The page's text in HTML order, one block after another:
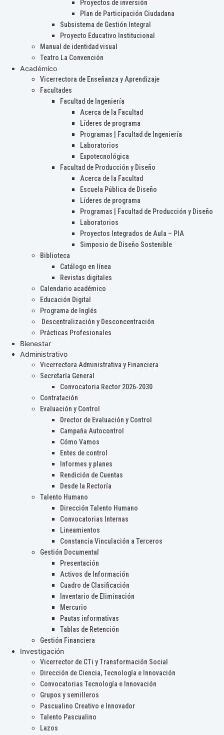
Proyectos de inversión
Plan de Participación Ciudadana
Subsistema de Gestión Integral
Proyecto Educativo Institucional
Manual de identidad visual
Teatro La Convención
Académico
Vicerrectora de Enseñanza y Aprendizaje
Facultades
Facultad de Ingeniería
Acerca de la Facultad
Líderes de programa
Programas | Facultad de Ingeniería
Laboratorios
Expotecnológica
Facultad de Producción y Diseño
Acerca de la Facultad
Escuela Pública de Diseño
Líderes de programa
Programas | Facultad de Producción y Diseño
Laboratorios
Proyectos Integrados de Aula – PIA
Simposio de Diseño Sostenible
Biblioteca
Catálogo en línea
Revistas digitales
Calendario académico
Educación Digital
Programa de Inglés
Descentralización y Desconcentración
Prácticas Profesionales
Bienestar
Administrativo
Vicerrectora Administrativa y Financiera
Secretaría General
Convocatoria Rector 2026-2030
Contratación
Evaluación y Control
Drector de Evaluación y Control
Campaña Autocontrol
Cómo Vamos
Entes de control
Informes y planes
Rendición de Cuentas
Desde la Rectoría
Talento Humano
Dirección Talento Humano
Convocatorias Internas
Lineamientos
Constancia Vinculación a Terceros
Gestión Documental
Presentación
Activos de Información
Cuadro de Clasificación
Inventario de Eliminación
Mercurio
Pautas informativas
Tablas de Retención
Gestión Financiera
Investigación
Vicerrector de CTi y Transformación Social
Dirección de Ciencia, Tecnología e Innovación
Convocatorias Tecnología e Innovación
Grupos y semilleros
Pascualino Creativo e Innovador
Talento Pascualino
Lazos